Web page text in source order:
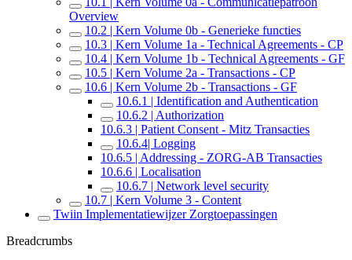
Overview
10.2 | Kern Volume 0b - Generieke functies
10.3 | Kern Volume 1a - Technical Agreements - CP
10.4 | Kern Volume 1b - Technical Agreements - GF
10.5 | Kern Volume 2a - Transactions - CP
10.6 | Kern Volume 2b - Transactions - GF
10.6.1 | Identification and Authentication
10.6.2 | Authorization
10.6.3 | Patient Consent - Mitz Transacties
10.6.4| Logging
10.6.5 | Addressing - ZORG-AB Transacties
10.6.6 | Localisation
10.6.7 | Network level security
10.7 | Kern Volume 3 - Content
Twiin Implementatiewijzer Zorgtoepassingen
Breadcrumbs